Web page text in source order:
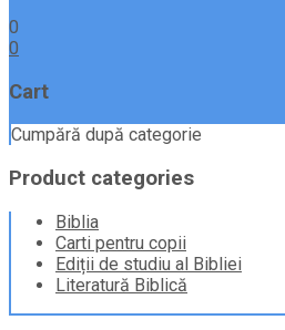
0
0
Cart
Cumpără după categorie
Product categories
Biblia
Carti pentru copii
Ediții de studiu al Bibliei
Literatură Biblică